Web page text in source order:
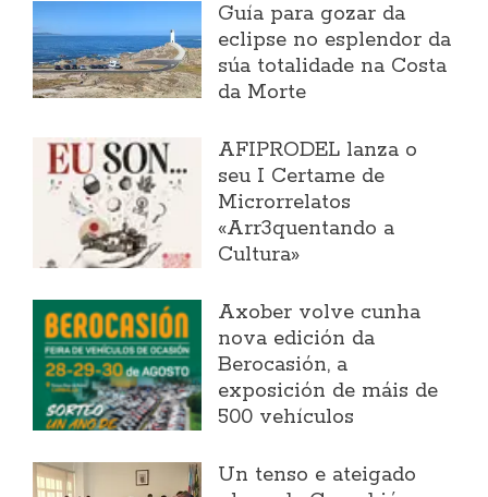
Guía para gozar da
eclipse no esplendor da
súa totalidade na Costa
da Morte
AFIPRODEL lanza o
seu I Certame de
Microrrelatos
«Arr3quentando a
Cultura»
Axober volve cunha
nova edición da
Berocasión, a
exposición de máis de
500 vehículos
Un tenso e ateigado